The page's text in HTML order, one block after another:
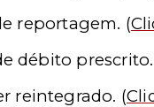
reportagem. (
débito
reintegrado. (